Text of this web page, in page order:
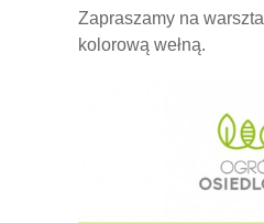
Zapraszamy na
kolorową wełną.